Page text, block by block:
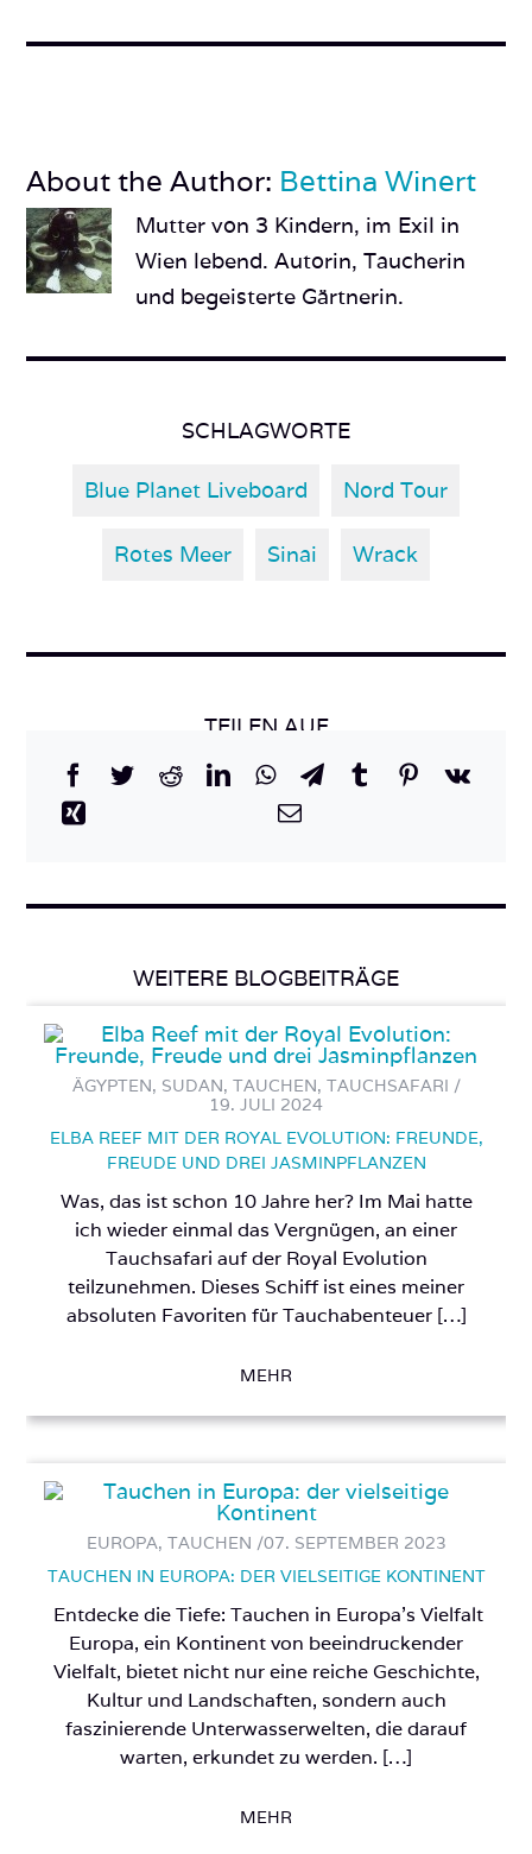
About the Author: Bettina Winert
Mutter von 3 Kindern, im Exil in
Wien lebend. Autorin, Taucherin
und begeisterte Gärtnerin.
SCHLAGWORTE
Blue Planet Liveboard Nord Tour
Rotes Meer Sinai Wrack
TEILEN AUF
WEITERE BLOGBEITRÄGE
ÄGYPTEN, SUDAN, TAUCHEN, TAUCHSAFARI /
19. JULI 2024
ELBA REEF MIT DER ROYAL EVOLUTION: FREUNDE,
FREUDE UND DREI JASMINPFLANZEN
Was, das ist schon 10 Jahre her? Im Mai hatte
ich wieder einmal das Vergnügen, an einer
Tauchsafari auf der Royal Evolution
teilzunehmen. Dieses Schiff ist eines meiner
absoluten Favoriten für Tauchabenteuer […]
MEHR
EUROPA, TAUCHEN /07. SEPTEMBER 2023
TAUCHEN IN EUROPA: DER VIELSEITIGE KONTINENT
Entdecke die Tiefe: Tauchen in Europa’s Vielfalt
Europa, ein Kontinent von beeindruckender
Vielfalt, bietet nicht nur eine reiche Geschichte,
Kultur und Landschaften, sondern auch
faszinierende Unterwasserwelten, die darauf
warten, erkundet zu werden. […]
MEHR